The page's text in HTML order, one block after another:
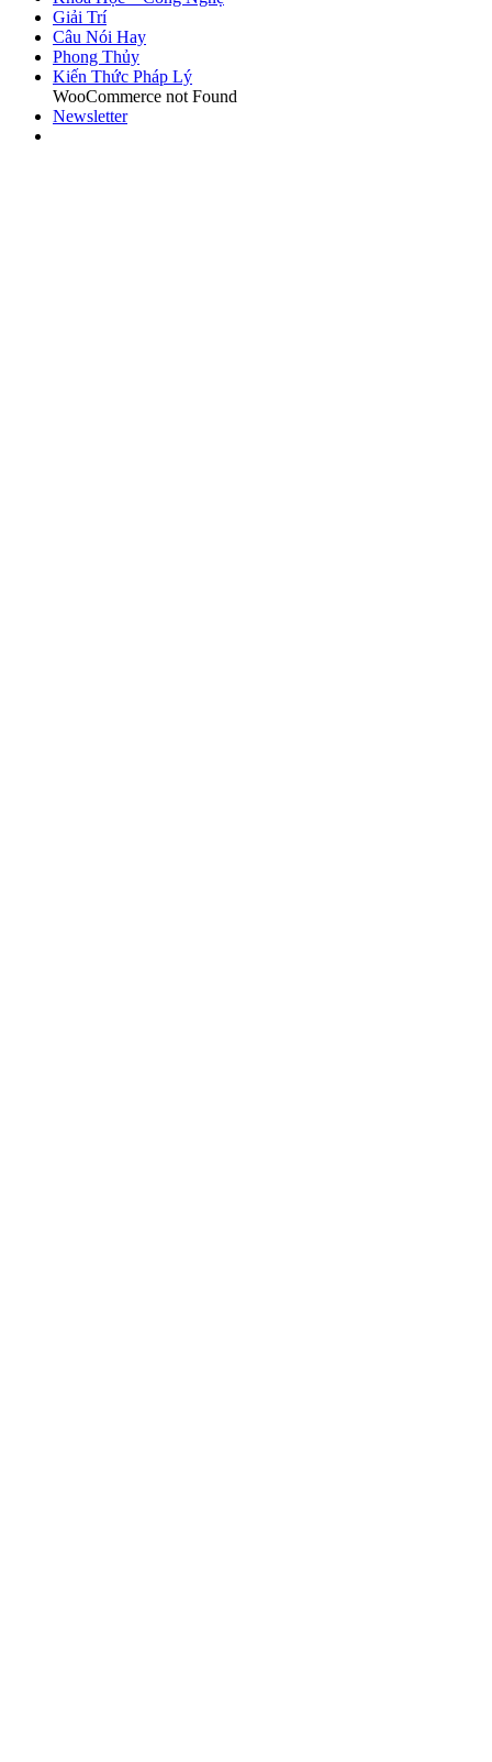
Giải Trí
Câu Nói Hay
Phong Thủy
Kiến Thức Pháp Lý
WooCommerce not Found
Newsletter